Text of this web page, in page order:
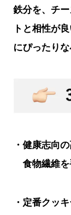
鉄分を、チ
トと相性が
にぴったり
・健康志向
食物繊維を
・定番クッ